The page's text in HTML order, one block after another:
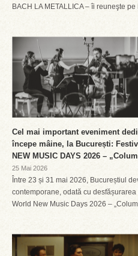
BACH LA METALLICA – îi reuneşte pe
Cel mai important eveniment
începe mâine, la București:
NEW MUSIC DAYS 2026 –
25 Mai 2026
Între 23 și 31 mai 2026, Bucureștiul
contemporane, odată cu
World New Music Days 2026 –